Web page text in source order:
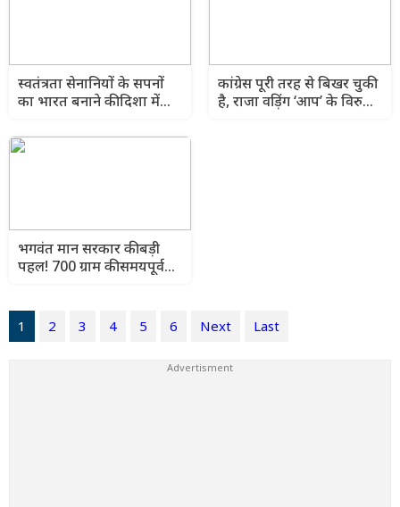
स्वतंत्रता सेनानियों के सपनों
का भारत बनाने की दिशा में
का संदेश
कांग्रेस पूरी तरह से बिखर चुकी
है, राजा वड़िंग ‘आप’ के विरुद्ध
भगवंत मान सरकार की बड़ी
पहल! 700 ग्राम की समयपूर्व
1 2 3 4 5 6 Next Last